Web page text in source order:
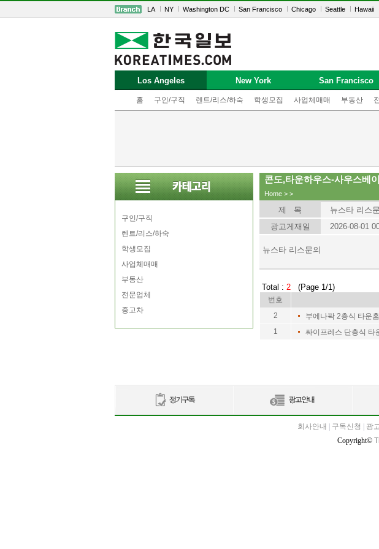
LA NY Washington DC San Francisco Chicago Seattle Hawaii
Los Angeles
홈 구인/구직 렌트/리스/하숙 학생모집 사업체매매 부동산
New York San Francisco
구인/구직
렌트/리스/하숙
학생모집
사업체매매
부동산
전문업체
중고차
콘도,타운하우스-사우스베이
Home > >
제 목
뉴스타 리스
광고게재일
2026-08-01
뉴스타 리스문의
Total : 2 (Page 1/1)
번호
2
부에나팍 2층식 타운홈
1
싸이프레스 단층식 타
회사안내 구독신청 광
Copyright©